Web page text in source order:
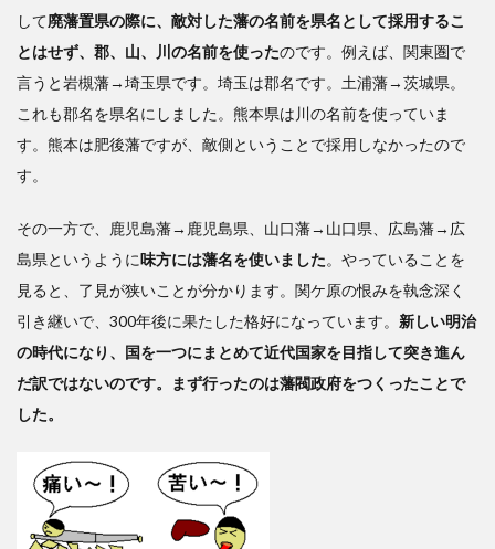
して廃藩置県の際に、敵対した藩の名前を県名として採用するこ
とはせず、郡、山、川の名前を使ったのです。例えば、関東圏で
言うと岩槻藩→埼玉県です。埼玉は郡名です。土浦藩→茨城県。
これも郡名を県名にしました。熊本県は川の名前を使っていま
す。熊本は肥後藩ですが、敵側ということで採用しなかったので
す。
その一方で、鹿児島藩→鹿児島県、山口藩→山口県、広島藩→広
島県というように味方には藩名を使いました。やっていることを
見ると、了見が狭いことが分かります。関ケ原の恨みを執念深く
引き継いで、300年後に果たした格好になっています。 新しい明治
の時代になり、国を一つにまとめて近代国家を目指して突き進ん
だ訳ではないのです。まず行ったのは藩閥政府をつくったことで
した。